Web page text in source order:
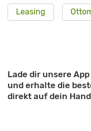
Leasing
Lade dir unsere
und erhalte die
direkt auf dein